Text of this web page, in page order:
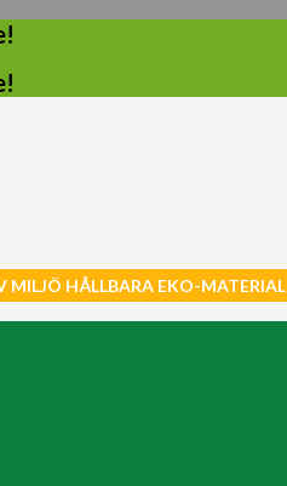
MILJÖ HÅLLBARA EKO-MATERIAL